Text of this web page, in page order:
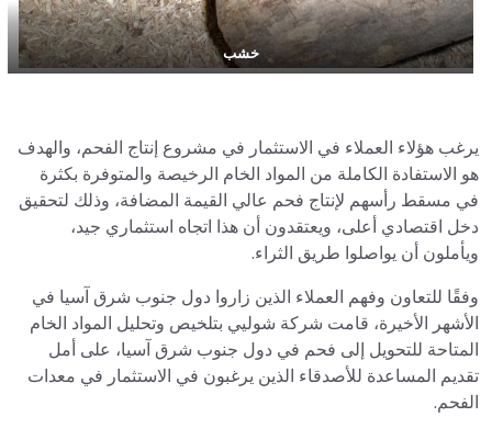
خشب
يرغب هؤلاء العملاء في الاستثمار في مشروع إنتاج الفحم، والهدف
هو الاستفادة الكاملة من المواد الخام الرخيصة والمتوفرة بكثرة
في مسقط رأسهم لإنتاج فحم عالي القيمة المضافة، وذلك لتحقيق
دخل اقتصادي أعلى، ويعتقدون أن هذا اتجاه استثماري جيد،
ويأملون أن يواصلوا طريق الثراء.
وفقًا للتعاون وفهم العملاء الذين زاروا دول جنوب شرق آسيا في
الأشهر الأخيرة، قامت شركة شوليي بتلخيص وتحليل المواد الخام
المتاحة للتحويل إلى فحم في دول جنوب شرق آسيا، على أمل
تقديم المساعدة للأصدقاء الذين يرغبون في الاستثمار في معدات
الفحم.